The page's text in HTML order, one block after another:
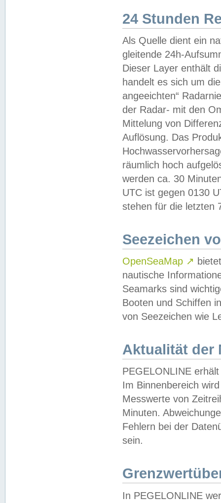
24 Stunden
Als Quelle dient ein
gleitende 24h-
Dieser Layer enthält
handelt es sich um
angeeichten“
der Radar- mit den
Mittelung von
Auflösung. Das
räumlich hoch
werden ca. 30
UTC ist gegen 0130
stehen für die letzten
Seezeichen
OpenSeaMap ↗
nautische
Seamarks sind
Booten und Schiffen
von Seezeichen wie
Aktualität der
PEGELONLINE
Im Binnenbereich
Messwerte von
Minuten.
Fehlern bei der
sein.
In PEGELONLINE